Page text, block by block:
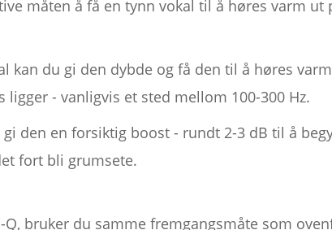
måten å få en tynn vokal til å høres varm ut
kan du gi den dybde og få den til å høres
- vanligvis et sted mellom 100-300 Hz.
den en forsiktig boost - rundt 2-3 dB til å
fort bli grumsete.
Q, bruker du samme fremgangsmåte som